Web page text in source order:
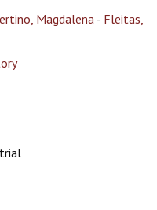
Magdalena - Fleitas,